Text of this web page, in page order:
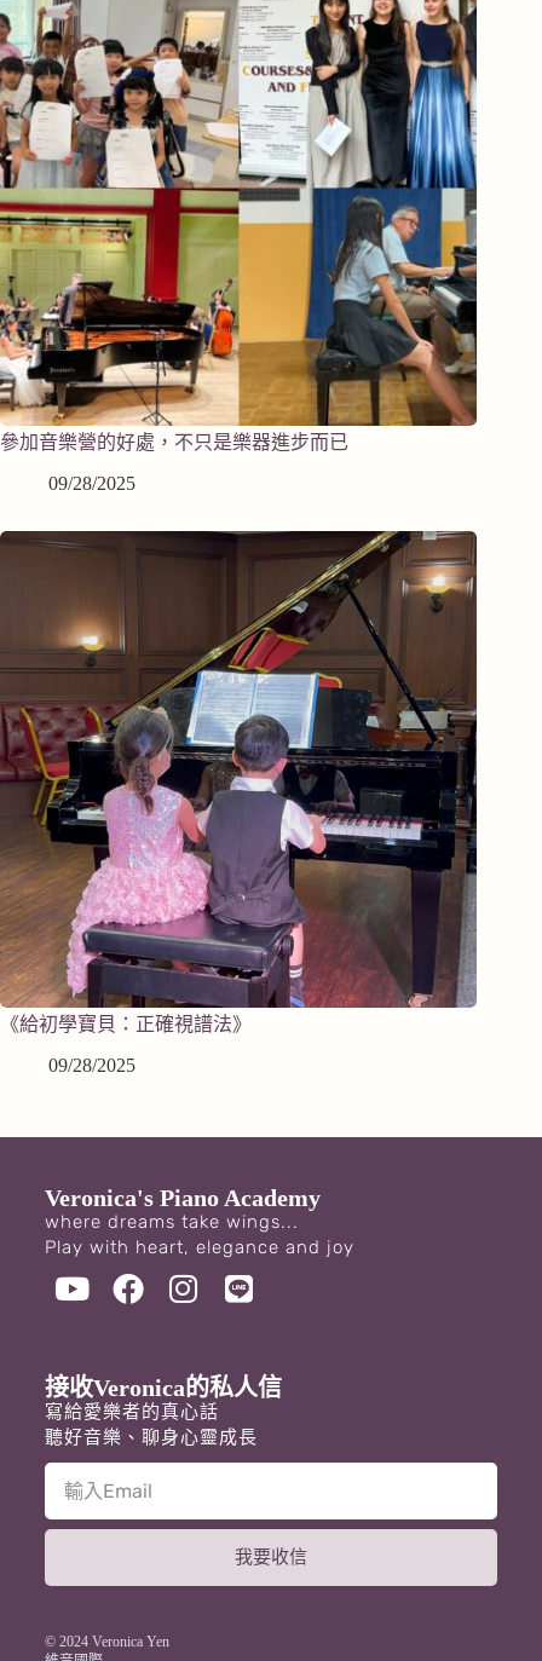
參加音樂營的好處，不只是樂器進步而已
09/28/2025
《給初學寶貝：正確視譜法》
09/28/2025
Veronica's Piano Academy
where dreams take wings...
Play with heart, elegance and joy
接收Veronica的私人信
寫給愛樂者的真心話
聽好音樂、聊身心靈成長
我要收信
t© 2024 Veronica Yen